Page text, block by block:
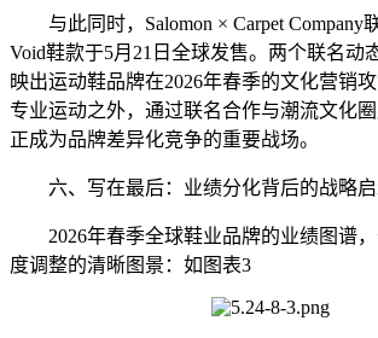
与此同时，Salomon × Carpet Company
Void鞋款于5月21日全球发售。两个联名动
映出运动鞋品牌在2026年春季的文化营销
专业运动之外，通过联名合作与潮流文化圈
正成为品牌差异化竞争的重要战场。
六、写在最后：业绩分化背后的战略启
2026年春季全球鞋业品牌的业绩图谱，
度调整的清晰图景：如图表3